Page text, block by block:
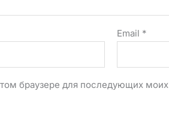
Email *
браузере для последующих